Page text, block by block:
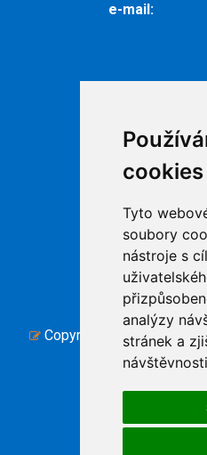
cookies
Tyto
soubory
nástroje s
analýzy
stránek a
e-mail:
Ke
Copyright © www.ibis-
Cookies